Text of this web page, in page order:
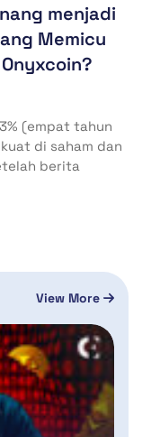
menjadi
Memicu
(empat tahun
di saham dan
berita
View More